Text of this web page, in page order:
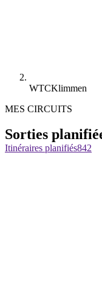
WTCKlimmen
MES CIRCUITS
Sorties
Itinéraires planifiés842